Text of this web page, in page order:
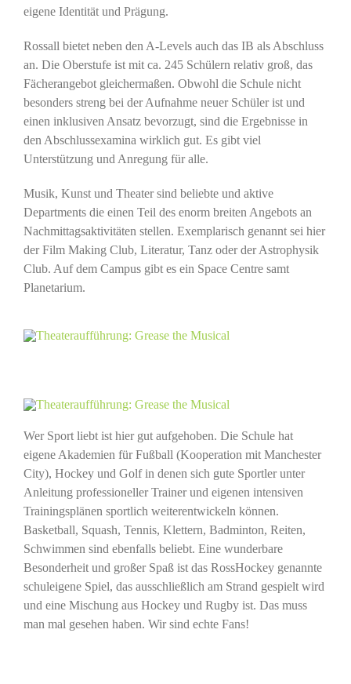
eigene Identität und Prägung.
Rossall bietet neben den A-Levels auch das IB als Abschluss
an. Die Oberstufe ist mit ca. 245 Schülern relativ groß, das
Fächerangebot gleichermaßen. Obwohl die Schule nicht
besonders streng bei der Aufnahme neuer Schüler ist und
einen inklusiven Ansatz bevorzugt, sind die Ergebnisse in
den Abschlussexamina wirklich gut. Es gibt viel
Unterstützung und Anregung für alle.
Musik, Kunst und Theater sind beliebte und aktive
Departments die einen Teil des enorm breiten Angebots an
Nachmittagsaktivitäten stellen. Exemplarisch genannt sei hier
der Film Making Club, Literatur, Tanz oder der Astrophysik
Club. Auf dem Campus gibt es ein Space Centre samt
Planetarium.
Wer Sport liebt ist hier gut aufgehoben. Die Schule hat
eigene Akademien für Fußball (Kooperation mit Manchester
City), Hockey und Golf in denen sich gute Sportler unter
Anleitung professioneller Trainer und eigenen intensiven
Trainingsplänen sportlich weiterentwickeln können.
Basketball, Squash, Tennis, Klettern, Badminton, Reiten,
Schwimmen sind ebenfalls beliebt. Eine wunderbare
Besonderheit und großer Spaß ist das RossHockey genannte
schuleigene Spiel, das ausschließlich am Strand gespielt wird
und eine Mischung aus Hockey und Rugby ist. Das muss
man mal gesehen haben. Wir sind echte Fans!